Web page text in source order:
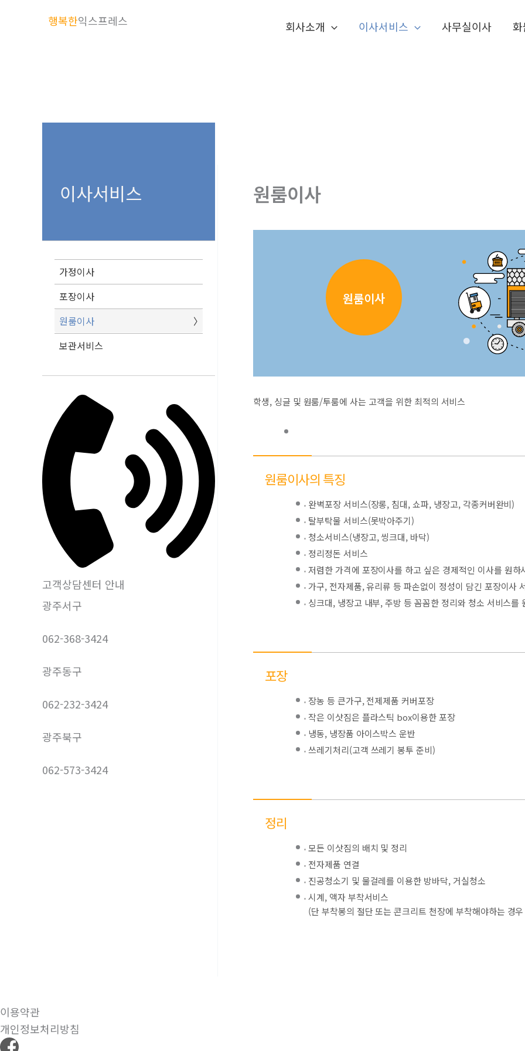
행복한익스프레스 회사소개 이사서비스 사무실이사
이사서비스
가정이사
포장이사
원룸이사
보관서비스
고객상담센터 안내
광주서구
062-368-3424
광주동구
062-232-3424
광주북구
062-573-3424
원룸이사
원룸이사
학생, 싱글 및 원룸/투룸에 사는 고객을 위한 최적의 서비스
원룸이사의 특징
완벽포장 서비스(장롱, 침대, 쇼파, 냉장고, 각종커버완비)
탈부탁물 서비스(못박아주기)
청소서비스(냉장고, 씽크대, 바닥)
정리정돈 서비스
저렴한 가격에 포장이사를 하고 싶은 경제적인 이사를 원하
가구, 전자제품, 유리류 등 파손없이 정성이 담긴 포장이사
싱크대, 냉장고 내부, 주방 등 꼼꼼한 정리와 청소 서비스를
포장
장농 등 큰가구, 전제제품 커버포장
작은 이삿짐은 플라스틱 box이용한 포장
냉동, 냉장품 아이스박스 운반
쓰레기처리(고객 쓰레기 봉투 준비)
정리
모든 이삿짐의 배치 및 정리
전자제품 연결
진공청소기 및 물걸레를 이용한 방바닥, 거실청소
시계, 액자 부착서비스
(단 부착봉의 절단 또는 콘크리트 천장에 부착해야하는 경
이용약관
개인정보처리방침